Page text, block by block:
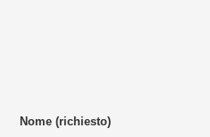
Nome (richiesto)